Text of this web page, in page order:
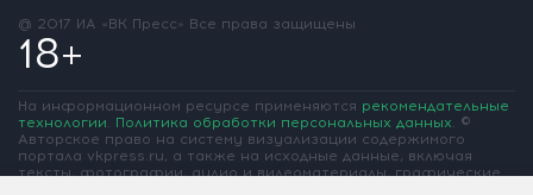
@ 2017 ИА «ВК Пресс» Все права защищены
18+
На информационном ресурсе применяются рекомендательные
технологии. Политика обработки персональных данных. ©
Авторское право на систему визуализации содержимого
портала vkpress.ru, а также на исходные данные, включая
тексты, фотографии, аудио и видеоматериалы, графические